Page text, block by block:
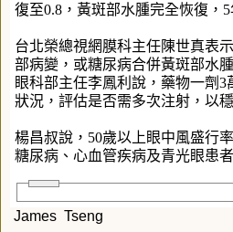
復至0.8，黃斑部水腫完全恢復，5
台北榮總視網膜科主任陳世真表
部病變，或糖尿病合併黃斑部水
眼科部主任李鳳利說，藥物一劑
狀況，評估是否需多次注射，以
楊昌叔說，50歲以上眼中風盛行
糖尿病、心血管疾病及青光眼患
James Tseng